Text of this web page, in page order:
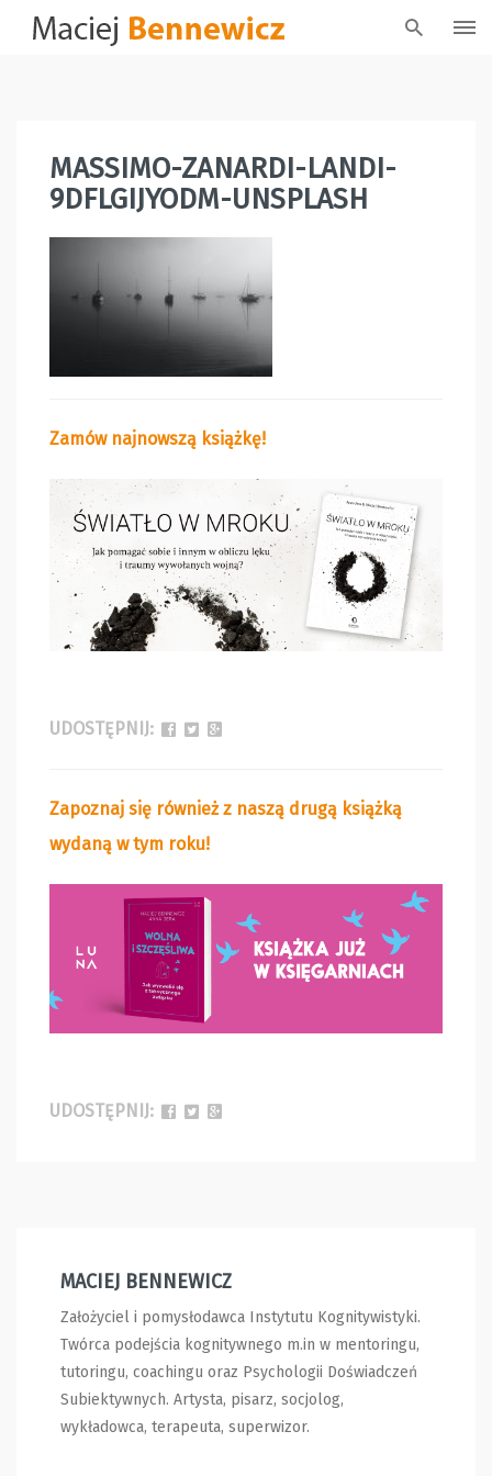
MASSIMO-ZANARDI-LANDI-
9DFLGIJYODM-UNSPLASH
Zamów najnowszą książkę!
UDOSTĘPNIJ:
Zapoznaj się również z naszą drugą książką
wydaną w tym roku!
UDOSTĘPNIJ:
MACIEJ BENNEWICZ
Założyciel i pomysłodawca Instytutu Kognitywistyki.
Twórca podejścia kognitywnego m.in w mentoringu,
tutoringu, coachingu oraz Psychologii Doświadczeń
Subiektywnych. Artysta, pisarz, socjolog,
wykładowca, terapeuta, superwizor.